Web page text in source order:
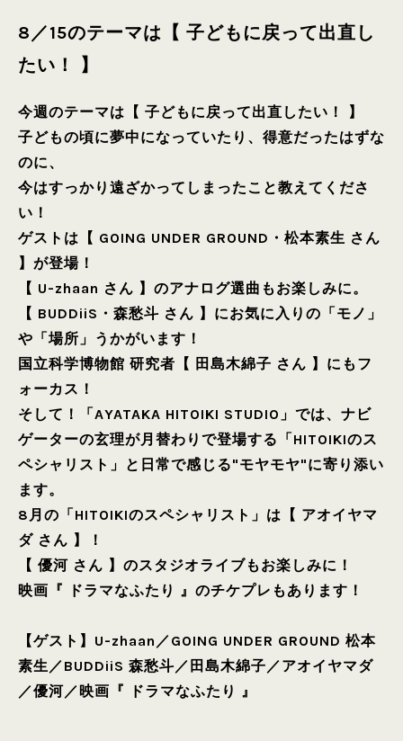
8／15のテーマは【 子どもに戻って出直し
たい！ 】
今週のテーマは【 子どもに戻って出直したい！ 】
子どもの頃に夢中になっていたり、得意だったはずな
のに、
今はすっかり遠ざかってしまったこと教えてくださ
い！
ゲストは【 GOING UNDER GROUND・松本素生 さん
】が登場！
【 U-zhaan さん 】のアナログ選曲もお楽しみに。
【 BUDDiiS・森愁斗 さん 】にお気に入りの「モノ」
や「場所」うかがいます！
国立科学博物館 研究者【 田島木綿子 さん 】にもフ
ォーカス！
そして！「AYATAKA HITOIKI STUDIO」では、ナビ
ゲーターの玄理が月替わりで登場する「HITOIKIのス
ペシャリスト」と日常で感じる"モヤモヤ"に寄り添い
ます。
8月の「HITOIKIのスペシャリスト」は【 アオイヤマ
ダ さん 】！
【 優河 さん 】のスタジオライブもお楽しみに！
映画『 ドラマなふたり 』のチケプレもあります！
【ゲスト】 U-zhaan ／GOING UNDER GROUND 松本
素生／BUDDiiS 森愁斗／ 田島木綿子／アオイヤマダ
／優河／映画『 ドラマなふたり 』